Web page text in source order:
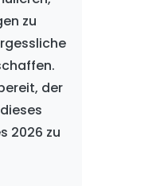
zu
der
2026 zu